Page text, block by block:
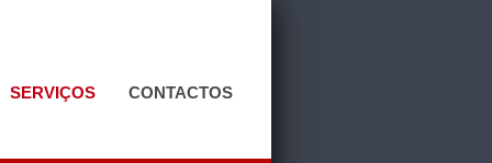
SERVIÇOS CONTACTOS